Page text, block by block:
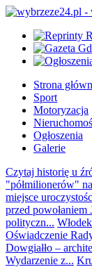
Strona
Sport
Motoryzacja
Ogłoszenia
Galerie
Czytaj historię u
"półmilionerów"
miejsce
przed powołaniem
polityczn...
Oświadczenie
Dowgiałło –
Wydarzenie z...